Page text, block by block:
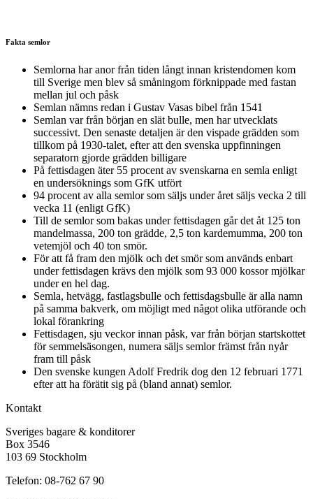
Fakta semlor
Semlorna har anor från tiden långt innan kristendomen kom
till Sverige men blev så småningom förknippade med fastan
mellan jul och påsk
Semlan nämns redan i Gustav Vasas bibel från 1541
Semlan var från början en slät bulle, men har utvecklats
successivt. Den senaste detaljen är den vispade grädden som
tillkom på 1930-talet, efter att den svenska uppfinningen
separatorn gjorde grädden billigare
På fettisdagen äter 55 procent av svenskarna en semla enligt
en undersöknings som GfK utfört
94 procent av alla semlor som säljs under året säljs vecka 2 till
vecka 11 (enligt GfK)
Till de semlor som bakas under fettisdagen går det åt 125 ton
mandelmassa, 200 ton grädde, 2,5 ton kardemumma, 200 ton
vetemjöl och 40 ton smör.
För att få fram den mjölk och det smör som används enbart
under fettisdagen krävs den mjölk som 93 000 kossor mjölkar
under en hel dag.
Semla, hetvägg, fastlagsbulle och fettisdagsbulle är alla namn
på samma bakverk, om möjligt med något olika utförande och
lokal förankring
Fettisdagen, sju veckor innan påsk, var från början startskottet
för semmelsäsongen, numera säljs semlor främst från nyår
fram till påsk
Den svenske kungen Adolf Fredrik dog den 12 februari 1771
efter att ha förätit sig på (bland annat) semlor.
Kontakt
Sveriges bagare & konditorer
Box 3546
103 69 Stockholm
Telefon: 08-762 67 90